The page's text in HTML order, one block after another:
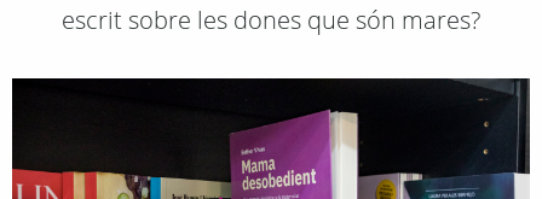
escrit sobre les dones que són mares?